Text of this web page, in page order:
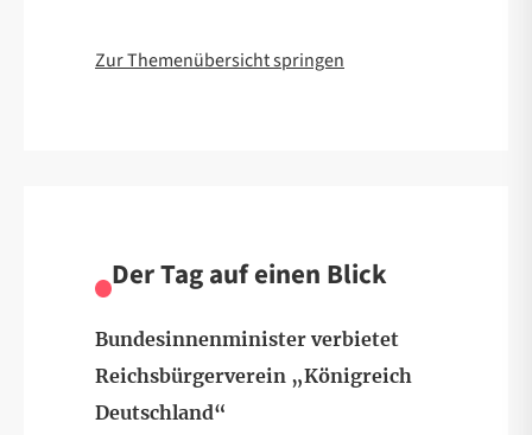
Zur Themenübersicht springen
Der Tag auf einen Blick
Bundesinnenminister verbietet
Reichsbürgerverein „Königreich
Deutschland“